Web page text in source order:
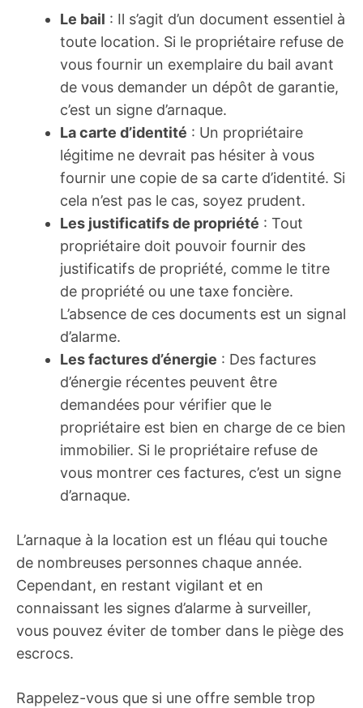
Le bail : Il s’agit d’un document essentiel à
toute location. Si le propriétaire refuse de
vous fournir un exemplaire du bail avant
de vous demander un dépôt de garantie,
c’est un signe d’arnaque.
La carte d’identité : Un propriétaire
légitime ne devrait pas hésiter à vous
fournir une copie de sa carte d’identité. Si
cela n’est pas le cas, soyez prudent.
Les justificatifs de propriété : Tout
propriétaire doit pouvoir fournir des
justificatifs de propriété, comme le titre
de propriété ou une taxe foncière.
L’absence de ces documents est un signal
d’alarme.
Les factures d’énergie : Des factures
d’énergie récentes peuvent être
demandées pour vérifier que le
propriétaire est bien en charge de ce bien
immobilier. Si le propriétaire refuse de
vous montrer ces factures, c’est un signe
d’arnaque.
L’arnaque à la location est un fléau qui touche
de nombreuses personnes chaque année.
Cependant, en restant vigilant et en
connaissant les signes d’alarme à surveiller,
vous pouvez éviter de tomber dans le piège des
escrocs.
Rappelez-vous que si une offre semble trop